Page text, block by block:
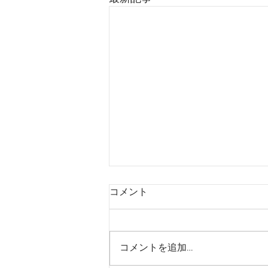
商品出荷に関して
現在月に1回の商品出荷となって
を個別に回答させていただきま
コメント
コメントを追加…